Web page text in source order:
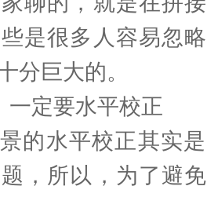
是很多人容易忽
分巨大的。
定要水平校正
水平校正其实是
，所以，为了避